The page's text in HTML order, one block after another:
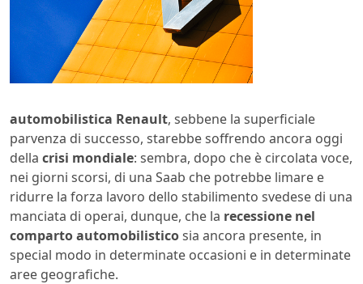
automobilistica Renault, sebbene la superficiale
parvenza di successo, starebbe soffrendo ancora oggi
della crisi mondiale: sembra, dopo che è circolata voce,
nei giorni scorsi, di una Saab che potrebbe limare e
ridurre la forza lavoro dello stabilimento svedese di una
manciata di operai, dunque, che la recessione nel
comparto automobilisticosia ancora presente, in
special modo in determinate occasioni e in determinate
aree geografiche.